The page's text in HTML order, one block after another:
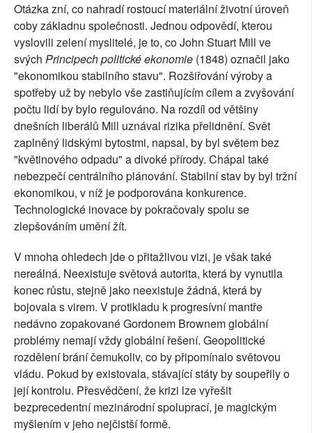
Otázka zní, co nahradí rostoucí materiální životní úroveň
coby základnu společnosti. Jednou odpovědí, kterou
vyslovili zelení myslitelé, je to, co John Stuart Mill ve
svých Principech politické ekonomie (1848) označil jako
"ekonomikou stabilního stavu". Rozšiřování výroby a
spotřeby už by nebylo vše zastiňujícím cílem a zvyšování
počtu lidí by bylo regulováno. Na rozdíl od většiny
dnešních liberálů Mill uznával rizika přelidnění. Svět
zaplněný lidskými bytostmi, napsal, by byl světem bez
"květinového odpadu" a divoké přírody. Chápal také
nebezpečí centrálního plánování. Stabilní stav by byl tržní
ekonomikou, v níž je podporována konkurence.
Technologické inovace by pokračovaly spolu se
zlepšováním umění žít.
V mnoha ohledech jde o přitažlivou vizi, je však také
nereálná. Neexistuje světová autorita, která by vynutila
konec růstu, stejně jako neexistuje žádná, která by
bojovala s virem. V protikladu k progresívní mantře
nedávno zopakované Gordonem Brownem globální
problémy nemají vždy globální řešení. Geopolitické
rozdělení brání čemukoliv, co by připomínalo světovou
vládu. Pokud by existovala, stávající státy by soupeřily o
její kontrolu. Přesvědčení, že krizi lze vyřešit
bezprecedentní mezinárodní spoluprací, je magickým
myšlením v jeho nejčistší formě.